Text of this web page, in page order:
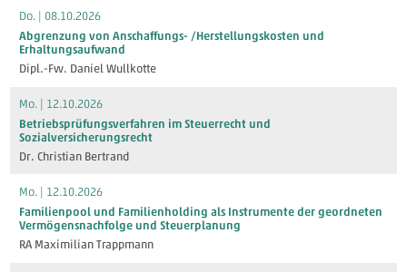
Do. | 08.10.2026
Abgrenzung von Anschaffungs- /Herstellungskosten und
Erhaltungsaufwand
Dipl.-Fw. Daniel Wullkotte
Mo. | 12.10.2026
Betriebsprüfungsverfahren im Steuerrecht und
Sozialversicherungsrecht
Dr. Christian Bertrand
Mo. | 12.10.2026
Familienpool und Familienholding als Instrumente der geordneten
Vermögensnachfolge und Steuerplanung
RA Maximilian Trappmann